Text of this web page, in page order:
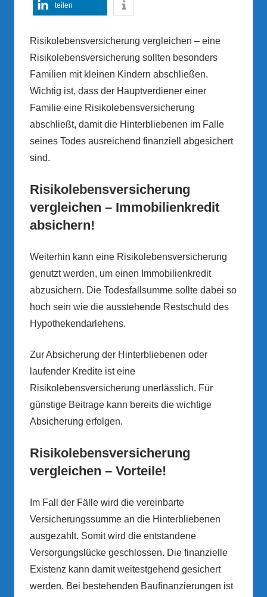
teilen
Risikolebensversicherung vergleichen – eine
Risikolebensversicherung sollten besonders
Familien mit kleinen Kindern abschließen.
Wichtig ist, dass der Hauptverdiener einer
Familie eine Risikolebensversicherung
abschließt, damit die Hinterbliebenen im Falle
seines Todes ausreichend finanziell abgesichert
sind.
Risikolebensversicherung
vergleichen – Immobilienkredit
absichern!
Weiterhin kann eine Risikolebensversicherung
genutzt werden, um einen Immobilienkredit
abzusichern. Die Todesfallsumme sollte dabei so
hoch sein wie die ausstehende Restschuld des
Hypothekendarlehens.
Zur Absicherung der Hinterbliebenen oder
laufender Kredite ist eine
Risikolebensversicherung unerlässlich. Für
günstige Beitrage kann bereits die wichtige
Absicherung erfolgen.
Risikolebensversicherung
vergleichen – Vorteile!
Im Fall der Fälle wird die vereinbarte
Versicherungssumme an die Hinterbliebenen
ausgezahlt. Somit wird die entstandene
Versorgungslücke geschlossen. Die finanzielle
Existenz kann damit weitestgehend gesichert
werden. Bei bestehenden Baufinanzierungen ist